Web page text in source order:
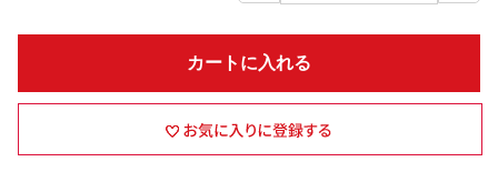
カートに入れる